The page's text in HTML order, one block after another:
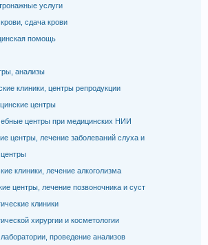
услуги
сдача крови
помощь
анализы
клиники, центры репродукции
центры
центры при медицинских НИИ
центры, лечение заболеваний слуха и
клиники, лечение алкоголизма
центры, лечение позвоночника и суст
клиники
хирургии и косметологии
проведение анализов